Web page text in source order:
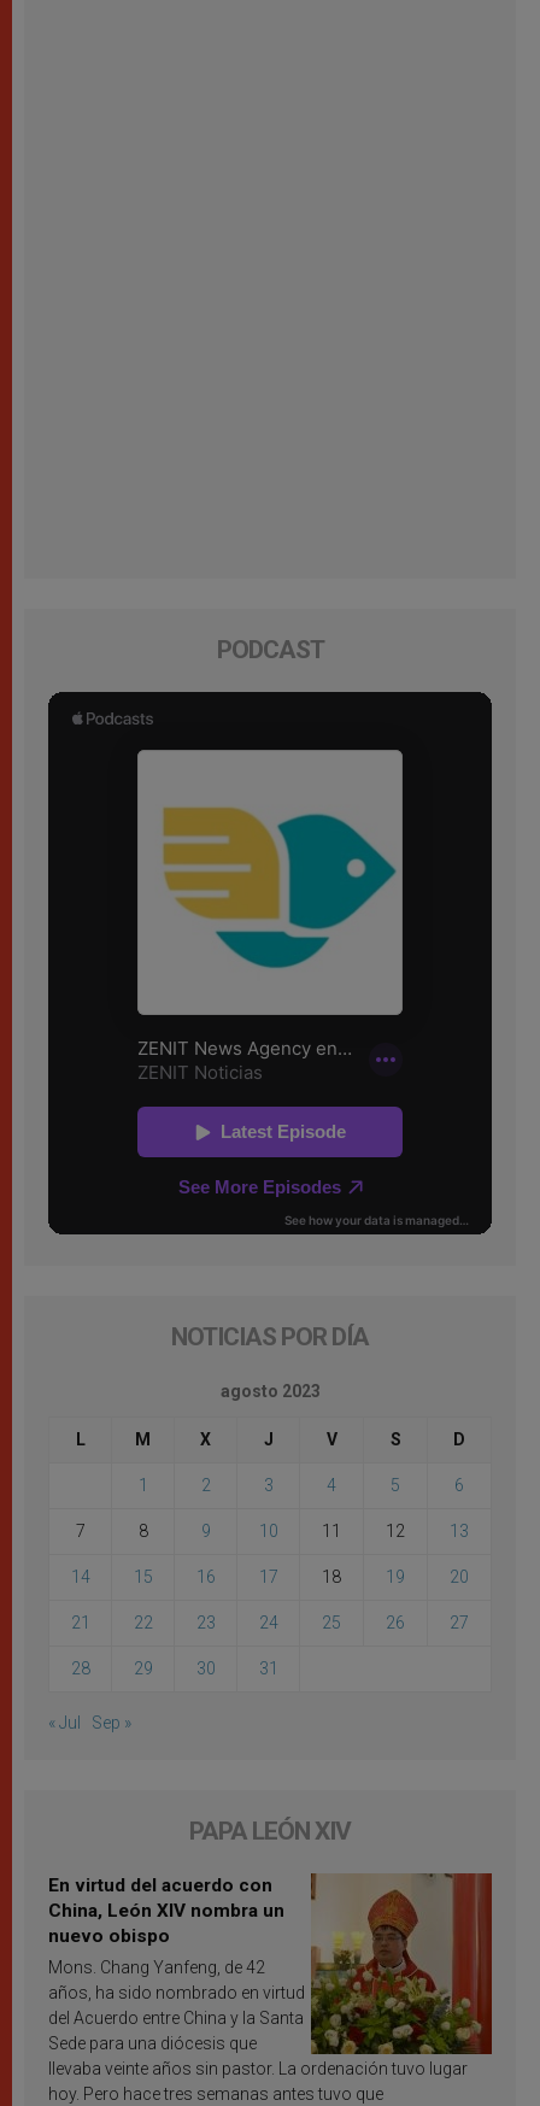
PODCAST
NOTICIAS POR DÍA
agosto 2023
L M X J V S D
1 2 3 4 5 6
7 8 9 10 11 12 13
14 15 16 17 18 19 20
21 22 23 24 25 26 27
28 29 30 31
« Jul Sep »
PAPA LEÓN XIV
En virtud del acuerdo con
China, León XIV nombra un
nuevo obispo
Mons. Chang Yanfeng, de 42
años, ha sido nombrado en virtud
del Acuerdo entre China y la Santa
Sede para una diócesis que
llevaba veinte años sin pastor. La ordenación tuvo lugar
hoy. Pero hace tres semanas antes tuvo que